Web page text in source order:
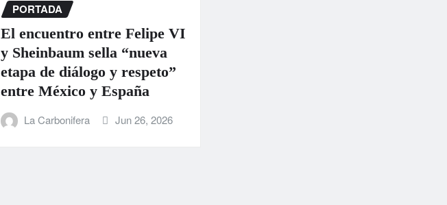
PORTADA
El encuentro entre Felipe VI
y Sheinbaum sella “nueva
etapa de diálogo y respeto”
entre México y España
La Carbonifera Jun 26, 2026